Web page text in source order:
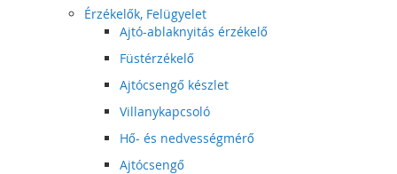
Érzékelők, Felügyelet
Ajtó-ablaknyitás érzékelő
Füstérzékelő
Ajtócsengő készlet
Villanykapcsoló
Hő- és nedvességmérő
Ajtócsengő